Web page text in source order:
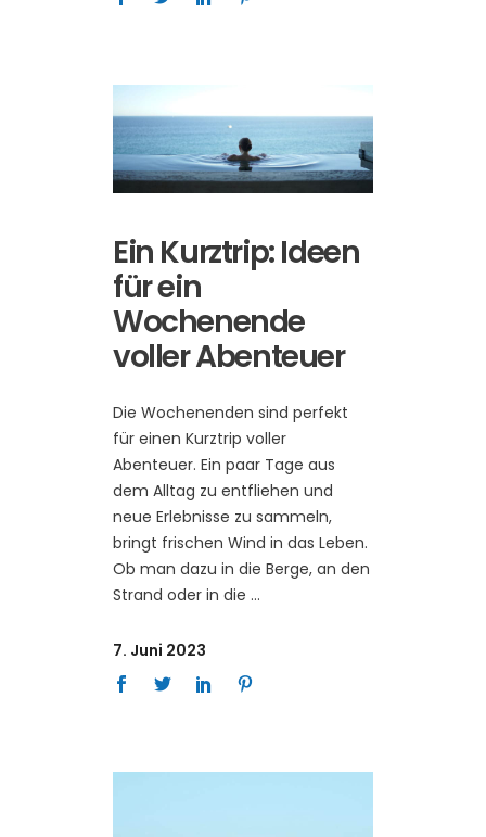
Ein Kurztrip: Ideen
für ein
Wochenende
voller Abenteuer
Die Wochenenden sind perfekt
für einen Kurztrip voller
Abenteuer. Ein paar Tage aus
dem Alltag zu entfliehen und
neue Erlebnisse zu sammeln,
bringt frischen Wind in das Leben.
Ob man dazu in die Berge, an den
Strand oder in die
7. Juni 2023